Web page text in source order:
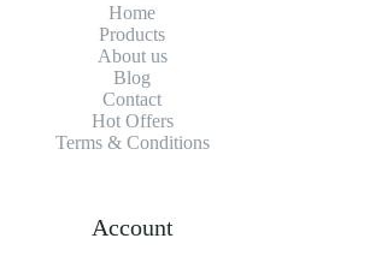
Home
Products
About us
Blog
Contact
Hot Offers
Terms & Conditions
Account